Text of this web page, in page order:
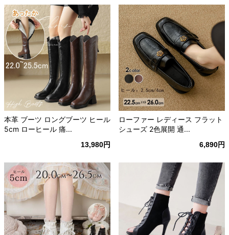
本革 ブーツ ロングブーツ ヒール
5cm ローヒール 痛...
13,980円
ローファー レディース フラット
シューズ 2色展開 通...
6,890円